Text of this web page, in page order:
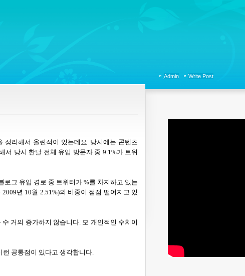
정리해서 올린적이 있는데요. 당시에는 콘텐츠
서 당시 한달 전체 유입 방문자 중 9.1%가 트위
로그 유입 경로 중 트위터가%를 차지하고 있는
2009년 10월 2.51%)의 비중이 점점 떨어지고 있
수 거의 증가하지 않습니다. 모 개인적인 수치이
런 공통점이 있다고 생각합니다.
Admin Write Post